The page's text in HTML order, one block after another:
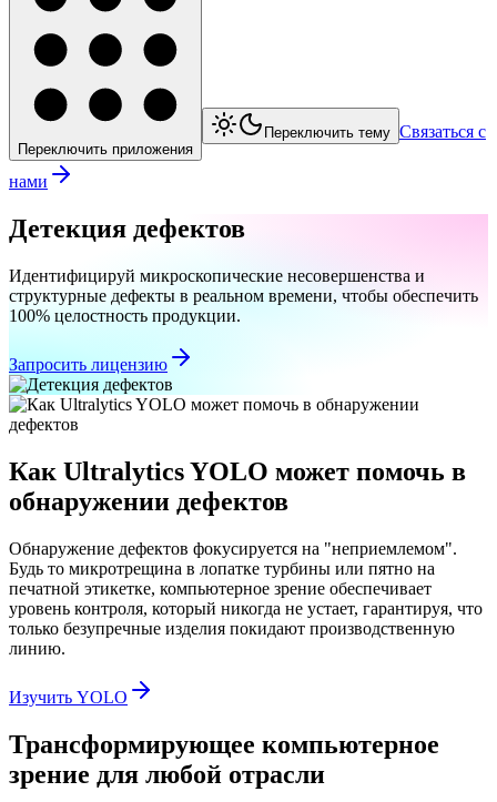
Переключить приложения
Переключить тему Связаться с
нами
Детекция дефектов
Идентифицируй микроскопические несовершенства и
структурные дефекты в реальном времени, чтобы обеспечить
100% целостность продукции.
Запросить лицензию
Как Ultralytics YOLO может помочь в
обнаружении дефектов
Обнаружение дефектов фокусируется на "неприемлемом".
Будь то микротрещина в лопатке турбины или пятно на
печатной этикетке, компьютерное зрение обеспечивает
уровень контроля, который никогда не устает, гарантируя, что
только безупречные изделия покидают производственную
линию.
Изучить YOLO
Трансформирующее компьютерное
зрение для любой отрасли